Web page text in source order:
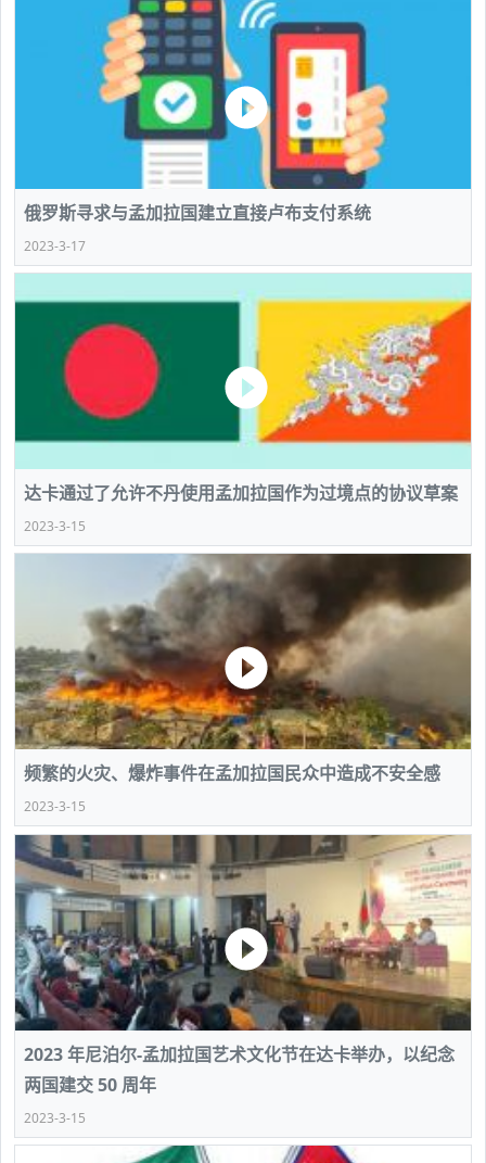
俄罗斯寻求与孟加拉国建立直接卢布支付系统
2023-3-17
达卡通过了允许不丹使用孟加拉国作为过境点的协议草案
2023-3-15
频繁的火灾、爆炸事件在孟加拉国民众中造成不安全感
2023-3-15
2023 年尼泊尔-孟加拉国艺术文化节在达卡举办，以纪念
两国建交 50 周年
2023-3-15